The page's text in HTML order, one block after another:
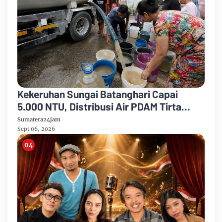
Kekeruhan Sungai Batanghari Capai
5.000 NTU, Distribusi Air PDAM Tirta
Mayang di Sejumlah Wilayah Terganggu
Sumatera24jam
Sept 06, 2026